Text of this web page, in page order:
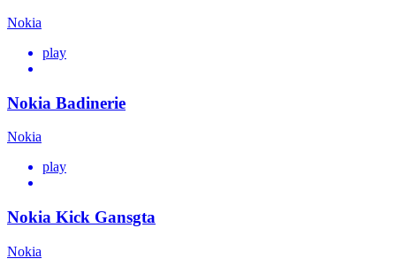
Nokia
play
Nokia Badinerie
Nokia
play
Nokia Kick Gansgta
Nokia